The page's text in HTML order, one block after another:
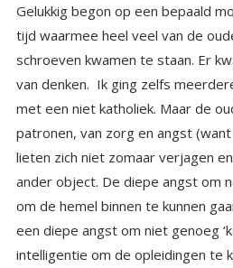
Gelukkig begon op een bepaald
tijd waarmee heel veel van de
schroeven kwamen te staan. Er
van denken. Ik ging zelfs
met een niet katholiek. Maar
patronen, van zorg en angst
lieten zich niet zomaar verjagen
ander object. De diepe angst om
om de hemel binnen te kunnen
een diepe angst om niet genoeg
intelligentie om de opleidingen te